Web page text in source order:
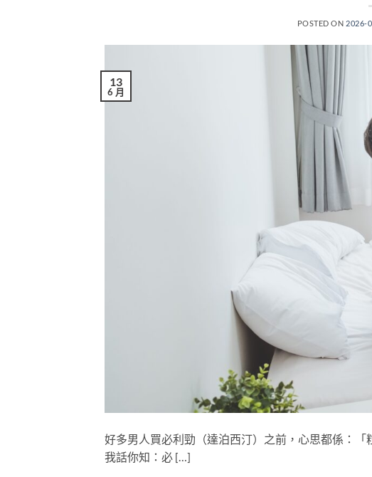
POSTED ON 2026-
13
6 月
好多男人買必利勁（達泊西汀）之前，心思都係：
我話你知：必 […]